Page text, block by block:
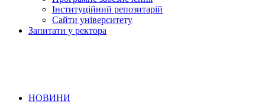
Інституційний репозитарій
Сайти університету
Запитати у ректора
НОВИНИ